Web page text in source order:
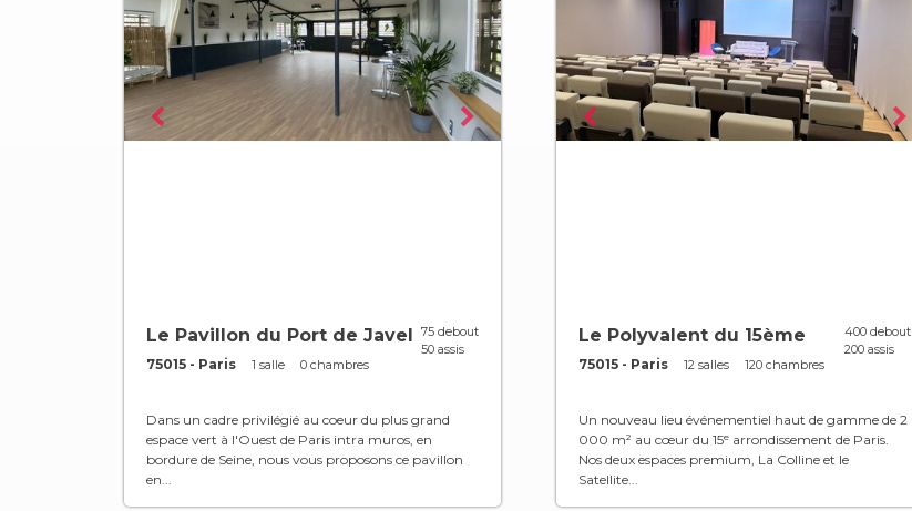
Le Pavillon du Port de Javel
75015 - Paris 1 salle 0 chambres
75 debout
50 assis
Dans un cadre privilégié au coeur du plus grand
espace vert à l'Ouest de Paris intra muros, en
bordure de Seine, nous vous proposons ce pavillon
en...
Le Polyvalent du 15ème
75015 - Paris 12 salles 120 chambres
400 debout
200 assis
Un nouveau lieu événementiel haut de gamme de 2
000 m² au cœur du 15ᵉ arrondissement de Paris.
Nos deux espaces premium, La Colline et le
Satellite...